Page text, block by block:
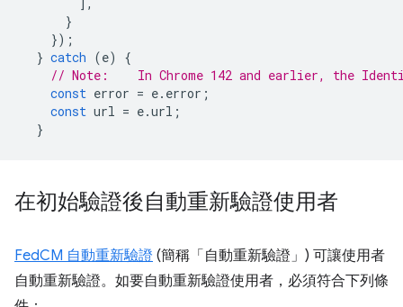
}
});
} catch (e)
{
// Note:    In Chrome 142 and earlier, the
const error = e. error ;
const url = e.url ;
}
在初始驗證後自動重新驗證使用者
FedCM 自動重新驗證 (簡稱「自動重新驗證」) 可讓使用者
自動重新驗證。如要自動重新驗證使用者，必須符合下列條